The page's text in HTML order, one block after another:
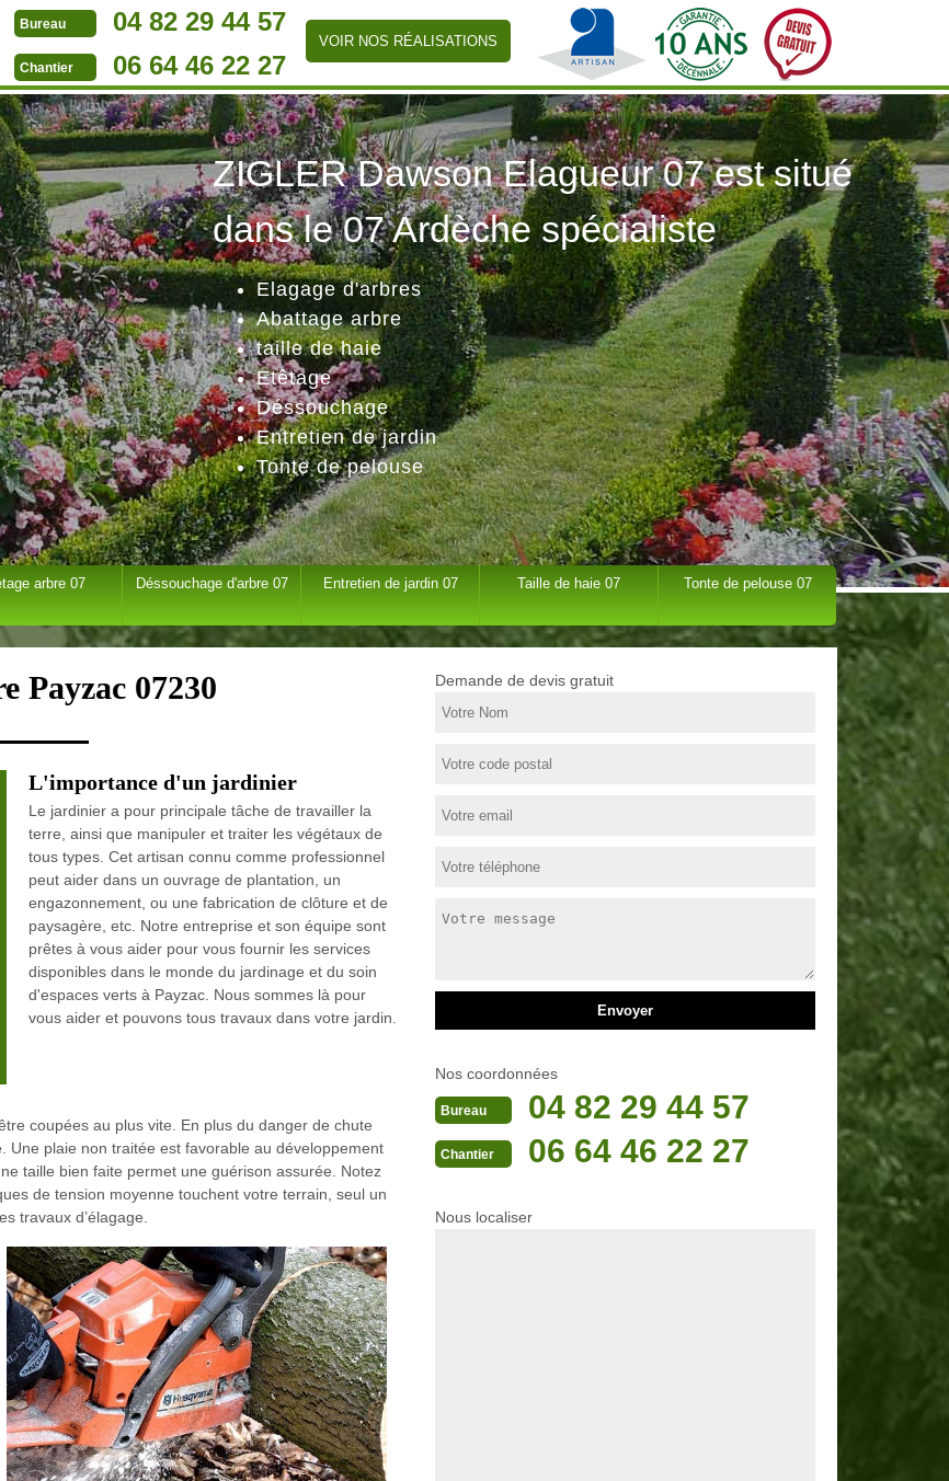
Bureau 04 82 29 44 57
Chantier 06 64 46 22 27
VOIR NOS RÉALISATIONS
ZIGLER Dawson Elagueur 07 est situé
dans le 07 Ardèche spécialiste
Elagage d'arbres
Abattage arbre
taille de haie
Etêtage
Déssouchage
Entretien de jardin
Tonte de pelouse
arbre 07 Déssouchage d'arbre 07 Entretien de jardin 07 Taille de haie 07 Tonte de pelouse 07
Payzac 07230
L'importance d'un jardinier
Le jardinier a pour principale tâche de travailler la
terre, ainsi que manipuler et traiter les végétaux de
tous types. Cet artisan connu comme professionnel
peut aider dans un ouvrage de plantation, un
engazonnement, ou une fabrication de clôture et de
paysagère, etc. Notre entreprise et son équipe sont
prêtes à vous aider pour vous fournir les services
disponibles dans le monde du jardinage et du soin
d'espaces verts à Payzac. Nous sommes là pour
vous aider et pouvons tous travaux dans votre jardin.
coupées au plus vite. En plus du danger de chute
Une plaie non traitée est favorable au développement
taille bien faite permet une guérison assurée. Notez
de tension moyenne touchent votre terrain, seul un
travaux d’élagage.
Demande de devis gratuit
Nos coordonnées
Bureau 04 82 29 44 57
Chantier 06 64 46 22 27
Nous localiser